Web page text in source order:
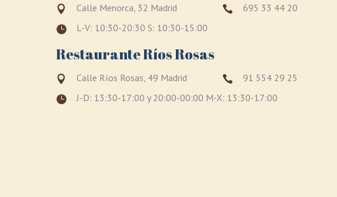
Calle Menorca, 32 Madrid
695 33 44 20
L-V: 10:30-20:30 S: 10:30-15:00
Restaurante Ríos Rosas
Calle Ríos Rosas, 49 Madrid
91 554 29 25
J-D: 13:30-17:00 y 20:00-00:00 M-X: 13:30-17:00